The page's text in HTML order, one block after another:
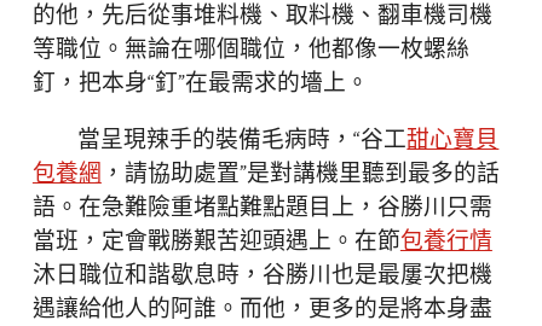
的他，先后從事堆料機、取料機、翻車機司機
等職位。無論在哪個職位，他都像一枚螺絲
釘，把本身“釘”在最需求的墻上。
當呈現辣手的裝備毛病時，“谷工甜心寶貝
包養網，請協助處置”是對講機里聽到最多的話
語。在急難險重堵點難點題目上，谷勝川只需
當班，定會戰勝艱苦迎頭遇上。在節包養行情
沐日職位和諧歇息時，谷勝川也是最屢次把機
遇讓給他人的阿誰。而他，更多的是將本身盡